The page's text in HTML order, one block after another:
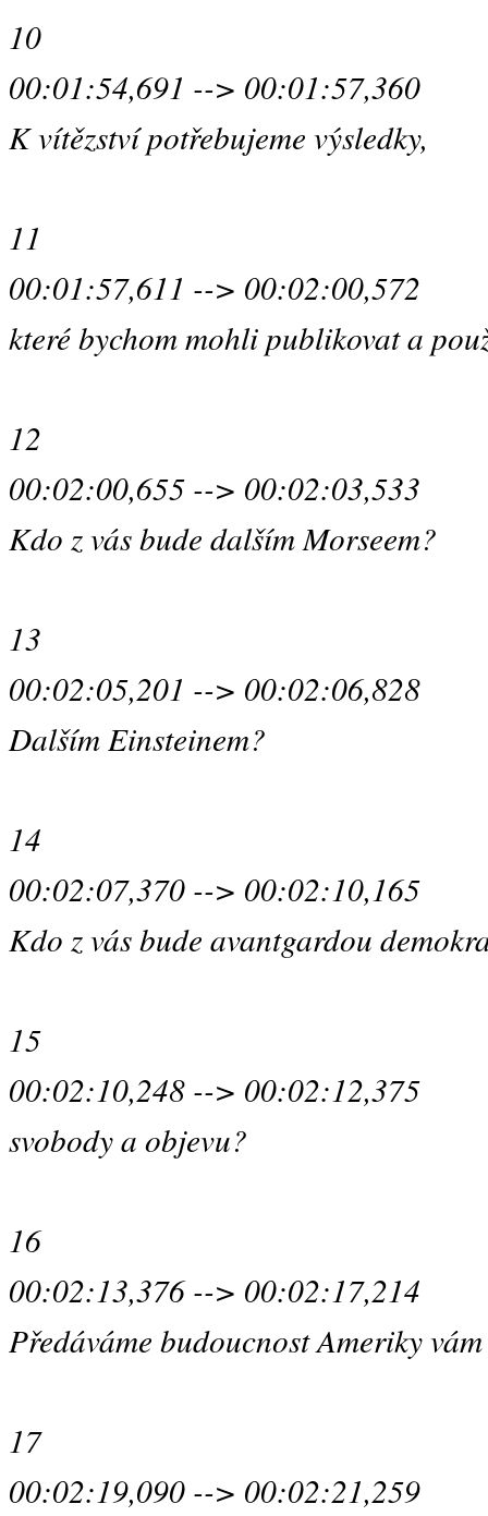
10
00:01:54,691 --> 00:01:57,360
K vítězství potřebujeme výsledky,
11
00:01:57,611 --> 00:02:00,572
které bychom mohli publikovat a
12
00:02:00,655 --> 00:02:03,533
Kdo z vás bude dalším Morseem?
13
00:02:05,201 --> 00:02:06,828
Dalším Einsteinem?
14
00:02:07,370 --> 00:02:10,165
Kdo z vás bude avantgardou
15
00:02:10,248 --> 00:02:12,375
svobody a objevu?
16
00:02:13,376 --> 00:02:17,214
Předáváme budoucnost Ameriky
17
00:02:19,090 --> 00:02:21,259